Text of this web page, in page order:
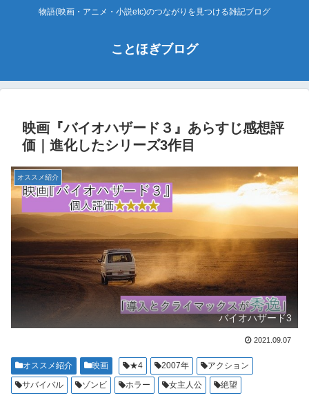
物語(映画・アニメ・小説etc)のつながりを見つける雑記ブログ
ことほぎブログ
映画『バイオハザード３』あらすじ感想評
価｜進化したシリーズ3作目
オススメ紹介
バイオハザード3
2021.09.07
オススメ紹介 映画 ★4 2007年
アクション
サバイバル
ゾンビ ホラー 女主人公 絶望